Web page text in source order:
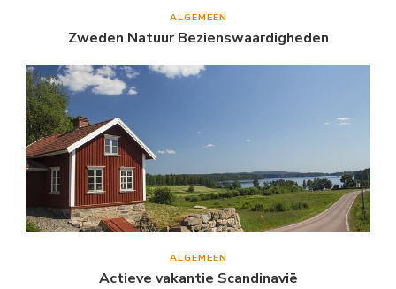
ALGEMEEN
Zweden Natuur Bezienswaardigheden
ALGEMEEN
Actieve vakantie Scandinavië